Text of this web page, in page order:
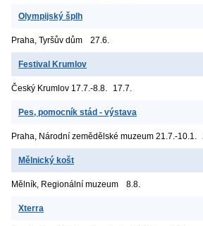
Olympijský šplh
Praha, Tyršův dům 27.6.
Festival Krumlov
Český Krumlov 17.7.-8.8. 17.7.
Pes, pomocník stád - výstava
Praha, Národní zemědělské muzeum 21.7.-10.1.
Mělnický košt
Mělník, Regionální muzeum 8.8.
Xterra